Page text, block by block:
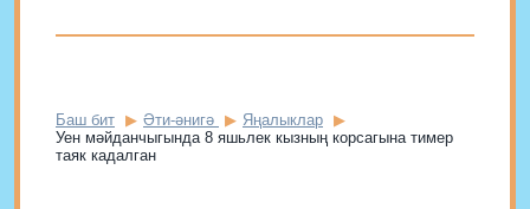
Баш бит Әти-әнигә
Яңалыклар
Уен мәйданчыгында 8 яшьлек кызның корсагына тимер
таяк кадалган